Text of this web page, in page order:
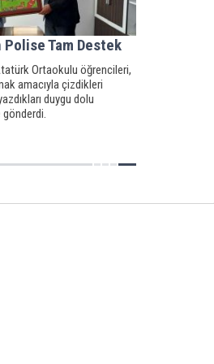
Tam Destek
Ortaokulu öğrencileri,
amacıyla çizdikleri
duygu dolu